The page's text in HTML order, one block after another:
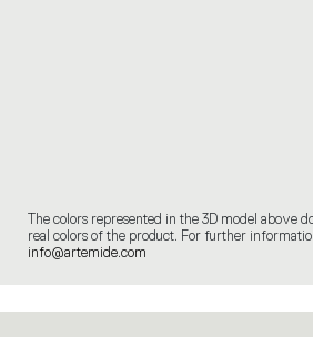
The colors represented in the 3D model above
real colors of the product. For further
info@artemide.com